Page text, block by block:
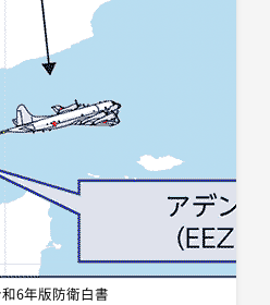
6年版防衛白書